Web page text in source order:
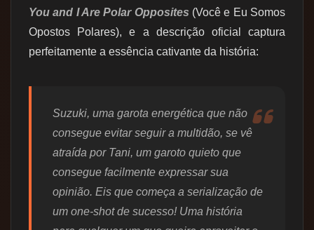
You and I Are Polar Opposites (Você e Eu Somos
Opostos Polares), e a descrição oficial captura
perfeitamente a essência cativante da história:
Suzuki, uma garota energética que não
consegue evitar seguir a multidão, se vê
atraída por Tani, um garoto quieto que
consegue facilmente expressar sua
opinião. Eis que começa a serialização de
um one-shot de sucesso! Uma história